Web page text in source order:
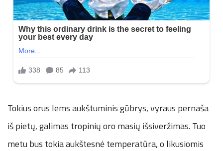
Tokius orus lems aukštuminis gūbrys, vyraus pernaša
iš pietų, galimas tropinių oro masių išsiveržimas. Tuo
metu bus tokia aukštesnė temperatūra, o likusiomis